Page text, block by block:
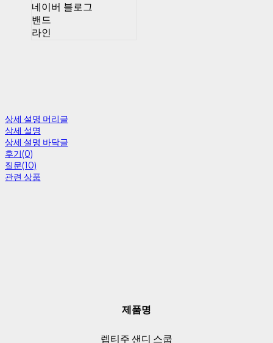
네이버 블로그
밴드
라인
상세 설명 머리글
상세 설명
상세 설명 바닥글
후기(0)
질문(10)
관련 상품
제품명
렙티주 샌디 스쿱